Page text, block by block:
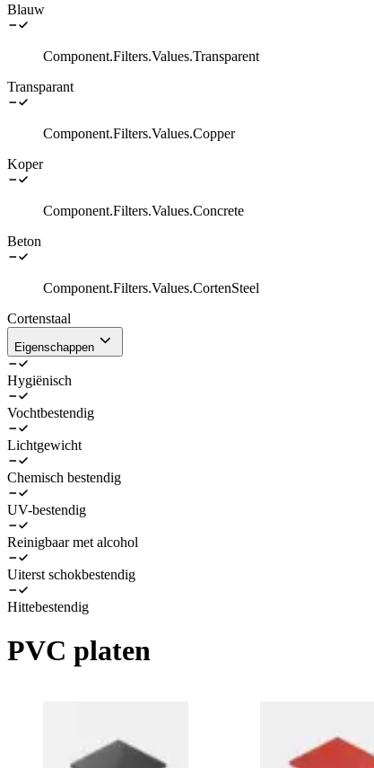
Blauw
Component.Filters.Values.Transparent
Transparant
Component.Filters.Values.Copper
Koper
Component.Filters.Values.Concrete
Beton
Component.Filters.Values.CortenSteel
Cortenstaal
Eigenschappen
Hygiënisch
Vochtbestendig
Lichtgewicht
Chemisch bestendig
UV-bestendig
Reinigbaar met alcohol
Uiterst schokbestendig
Hittebestendig
PVC platen